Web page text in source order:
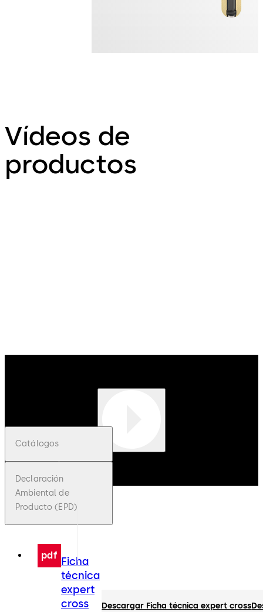
Vídeos de
productos
Descargar
Catálogos
Declaración
Ambiental de
Producto (EPD)
pdf Ficha
técnica
expert
cross
Descargar Ficha técnica expert cross